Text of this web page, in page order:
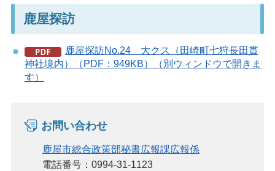
鹿屋探訪
鹿屋探訪No.24 大クス（田崎町七狩長田貫
神社境内）（PDF：949KB）（別ウィンドウで開きま
す）
お問い合わせ
鹿屋市総合政策部秘書広報課広報係
電話番号：0994-31-1123